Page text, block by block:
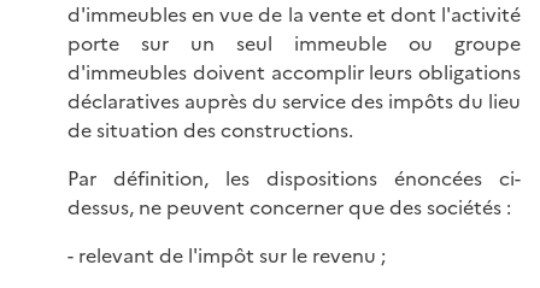
d'immeubles en vue de la vente et dont l'activité
porte sur un seul immeuble ou groupe
d'immeubles doivent accomplir leurs obligations
déclaratives auprès du service des impôts du lieu
de situation des constructions.
Par définition, les dispositions énoncées ci-
dessus, ne peuvent concerner que des sociétés :
- relevant de l'impôt sur le revenu ;